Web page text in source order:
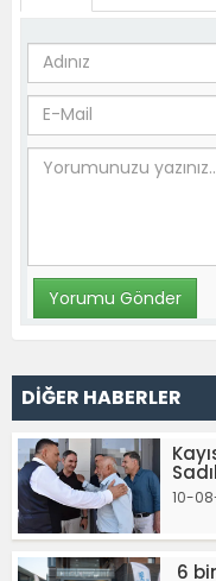
DİĞER HABERLER
10-
6